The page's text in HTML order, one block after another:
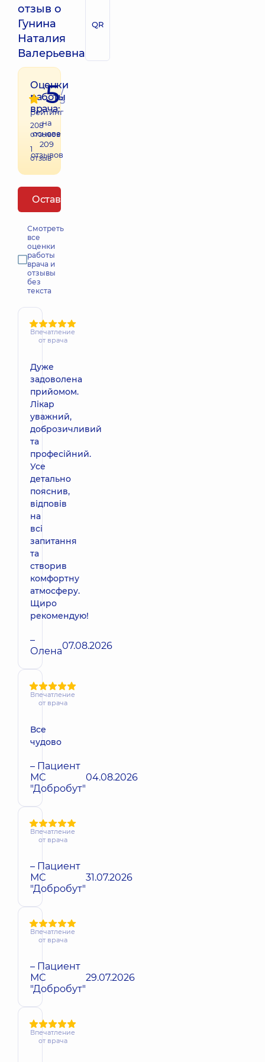
отзыв о
Гунина
Наталия
Валерьевна
QR
Оценки
работы
врача:
208
отзывов
1
отзыв
5/
5
рейтинг
на
основе
209
отзывов
Оставить отзыв
Смотреть
все
оценки
работы
врача и
отзывы
без
текста
Впечатление
от врача
Дуже
задоволена
прийомом.
Лікар
уважний,
доброзичливий
та
професійний.
Усе
детально
пояснив,
відповів
на
всі
запитання
та
створив
комфортну
атмосферу.
Щиро
рекомендую!
–
Олена07.08.2026
Впечатление
от врача
Все
чудово
– Пациент
МС
"Добробут"
04.08.2026
Впечатление
от врача
– Пациент
МС
"Добробут"
31.07.2026
Впечатление
от врача
– Пациент
МС
"Добробут"
29.07.2026
Впечатление
от врача